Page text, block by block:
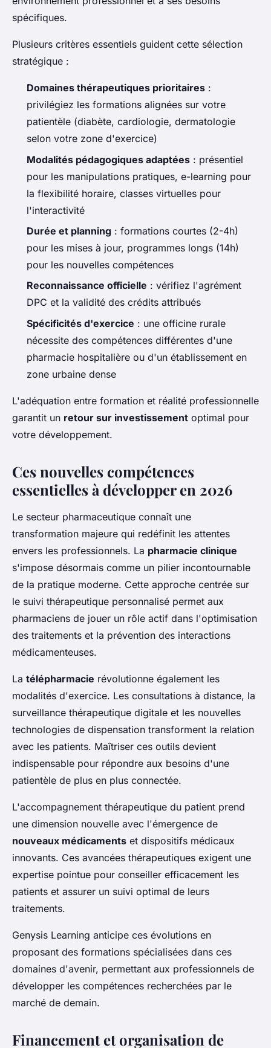
spécifiques.
Plusieurs critères essentiels guident cette sélection
stratégique :
Domaines thérapeutiques prioritaires :
privilégiez les formations alignées sur votre
patientèle (diabète, cardiologie, dermatologie
selon votre zone d'exercice)
Modalités pédagogiques adaptées : présentiel
pour les manipulations pratiques, e-learning pour
la flexibilité horaire, classes virtuelles pour
l'interactivité
Durée et planning : formations courtes (2-4h)
pour les mises à jour, programmes longs (14h)
pour les nouvelles compétences
Reconnaissance officielle : vérifiez l'agrément
DPC et la validité des crédits attribués
Spécificités d'exercice : une officine rurale
nécessite des compétences différentes d'une
pharmacie hospitalière ou d'un établissement en
zone urbaine dense
L'adéquation entre formation et réalité professionnelle
garantit un retour sur investissement optimal pour
votre développement.
Ces nouvelles compétences
essentielles à développer en 2026
Le secteur pharmaceutique connaît une
transformation majeure qui redéfinit les attentes
envers les professionnels. La pharmacie clinique
s'impose désormais comme un pilier incontournable
de la pratique moderne. Cette approche centrée sur
le suivi thérapeutique personnalisé permet aux
pharmaciens de jouer un rôle actif dans l'optimisation
des traitements et la prévention des interactions
médicamenteuses.
La télépharmacie révolutionne également les
modalités d'exercice. Les consultations à distance, la
surveillance thérapeutique digitale et les nouvelles
technologies de dispensation transforment la relation
avec les patients. Maîtriser ces outils devient
indispensable pour répondre aux besoins d'une
patientèle de plus en plus connectée.
L'accompagnement thérapeutique du patient prend
une dimension nouvelle avec l'émergence de
nouveaux médicaments et dispositifs médicaux
innovants. Ces avancées thérapeutiques exigent une
expertise pointue pour conseiller efficacement les
patients et assurer un suivi optimal de leurs
traitements.
Genysis Learning anticipe ces évolutions en
proposant des formations spécialisées dans ces
domaines d'avenir, permettant aux professionnels de
développer les compétences recherchées par le
marché de demain.
Financement et organisation de